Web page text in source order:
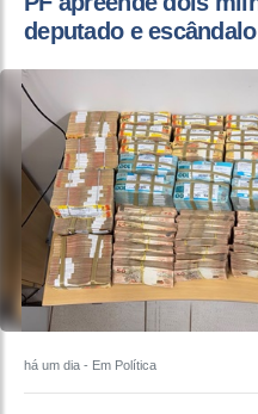
deputado e
há um dia - Em Política